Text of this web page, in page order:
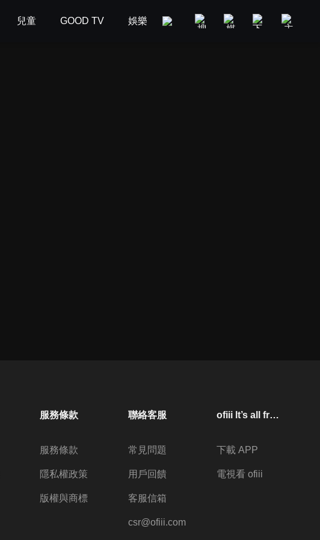
兒童 GOOD TV 娛樂 美食旅遊 新聞政論
服務條款
服務條款
隱私權政策
版權與商標
聯絡客服
常見問題
用戶回饋
客服信箱
csr@ofiii.com
ofiii lt’s all free
下載 APP
電視看 ofiii